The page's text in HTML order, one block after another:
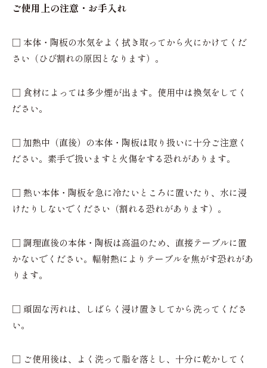
ご使用上の注意・お手入れ
□ 本体・陶板の水気をよく拭き取ってから火にかけてくだ
さい（ひび割れの原因となります）。
□ 食材によっては多少煙が出ます。使用中は換気をしてく
ださい。
□ 加熱中（直後）の本体・陶板は取り扱いに十分ご注意く
ださい。素手で扱いますと火傷をする恐れがあります。
□ 熱い本体・陶板を急に冷たいところに置いたり、水に浸
けたりしないでください（割れる恐れがあります）。
□ 調理直後の本体・陶板は高温のため、直接テーブルに置
かないでください。輻射熱によりテーブルを焦がす恐れがあ
ります。
□ 頑固な汚れは、しばらく浸け置きしてから洗ってくださ
い。
□ ご使用後は、よく洗って脂を落とし、十分に乾かしてく